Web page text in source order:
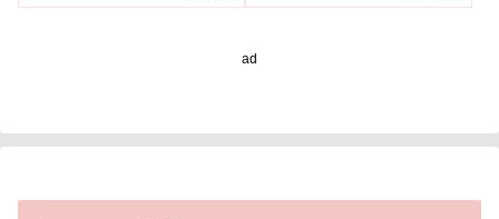
ス・システム(ET-BLIT)開
ad